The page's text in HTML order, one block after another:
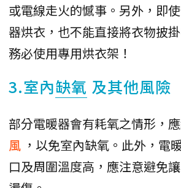
或電線走火的憾事。另外，即
器烘衣，也不能直接將衣物披
務必使用專用烘衣架！
3.室內缺氧 及其他風險
部分電暖器會有耗氧之情形，
風 ，以免室內缺氧。此外，電
口及周圍溫度高，應注意避免